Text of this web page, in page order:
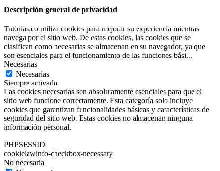
Descripción general de privacidad
Tutorias.co utiliza cookies para mejorar su experiencia mientras
navega por el sitio web. De estas cookies, las cookies que se
clasifican como necesarias se almacenan en su navegador, ya que
son esenciales para el funcionamiento de las funciones bási...
Necesarias
Necesarias
Siempre activado
Las cookies necesarias son absolutamente esenciales para que el
sitio web funcione correctamente. Esta categoría solo incluye
cookies que garantizan funcionalidades básicas y características de
seguridad del sitio web. Estas cookies no almacenan ninguna
información personal.
PHPSESSID
cookielawinfo-checkbox-necessary
No necesaria